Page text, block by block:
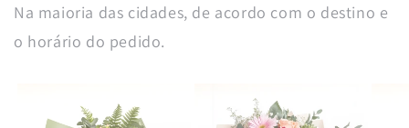
Na maioria das cidades, de acordo com o destino e
o horário do pedido.